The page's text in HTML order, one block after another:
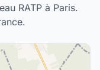
RATP à Paris.